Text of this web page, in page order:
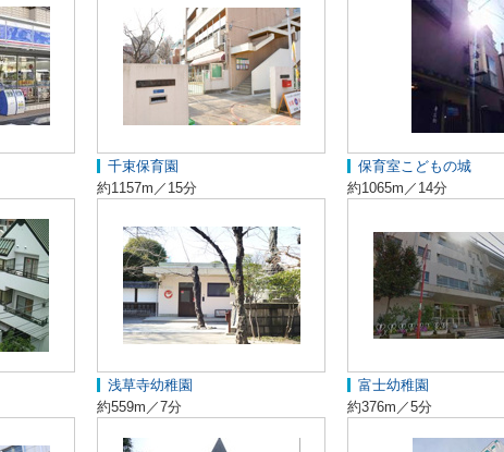
千束保育園
約1157m／15分
保育室こどもの城
約1065m／14分
浅草寺幼稚園
約559m／7分
富士幼稚園
約376m／5分